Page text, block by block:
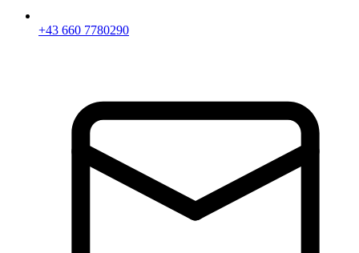
+43 660 7780290